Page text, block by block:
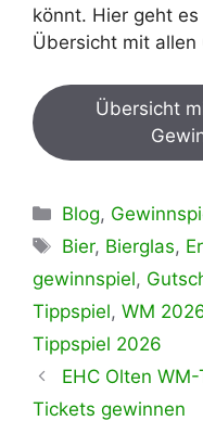
könnt. Hier geht
Übersicht mit allen
Übersicht
Kategorien
Blog,
Schlagwörter
Bier, Bierglas,
gewinnspiel,
Tippspiel, WM
Tippspiel 2026
EHC Olten
Tickets gewinnen